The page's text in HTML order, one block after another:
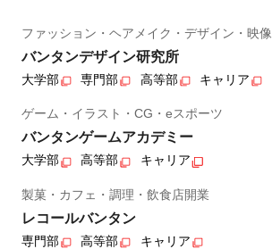
ファッション・ヘアメイク・デザイン・映像
バンタンデザイン研究所
大学部 専門部 高等部 キャリア
ゲーム・イラスト・CG・eスポーツ
バンタンゲームアカデミー
大学部 高等部 キャリア
製菓・カフェ・調理・飲食店開業
レコールバンタン
専門部 高等部 キャリア